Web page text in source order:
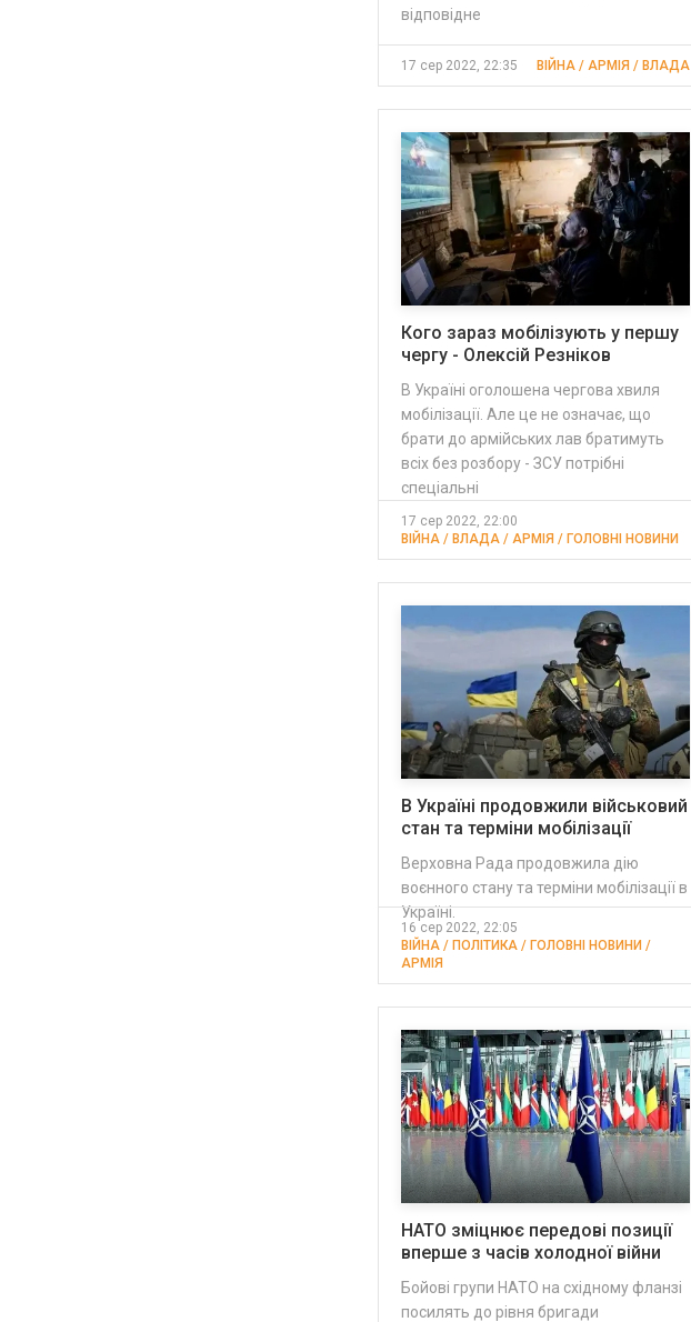
відповідне
17 сер 2022, 22:35 ВІЙНА / АРМІЯ / ВЛАДА
Кого зараз мобілізують у першу
чергу - Олексій Резніков
В Україні оголошена чергова хвиля
мобілізації. Але це не означає, що
брати до армійських лав братимуть
всіх без розбору - ЗСУ потрібні
спеціальні
17 сер 2022, 22:00
ВІЙНА / ВЛАДА / АРМІЯ / ГОЛОВНІ НОВИНИ
В Україні продовжили військовий
стан та терміни мобілізації
Верховна Рада продовжила дію
воєнного стану та терміни мобілізації в
Україні.
16 сер 2022, 22:05
ВІЙНА / ПОЛІТИКА / ГОЛОВНІ НОВИНИ /
АРМІЯ
НАТО зміцнює передові позиції
вперше з часів холодної війни
Бойові групи НАТО на східному фланзі
посилять до рівня бригади